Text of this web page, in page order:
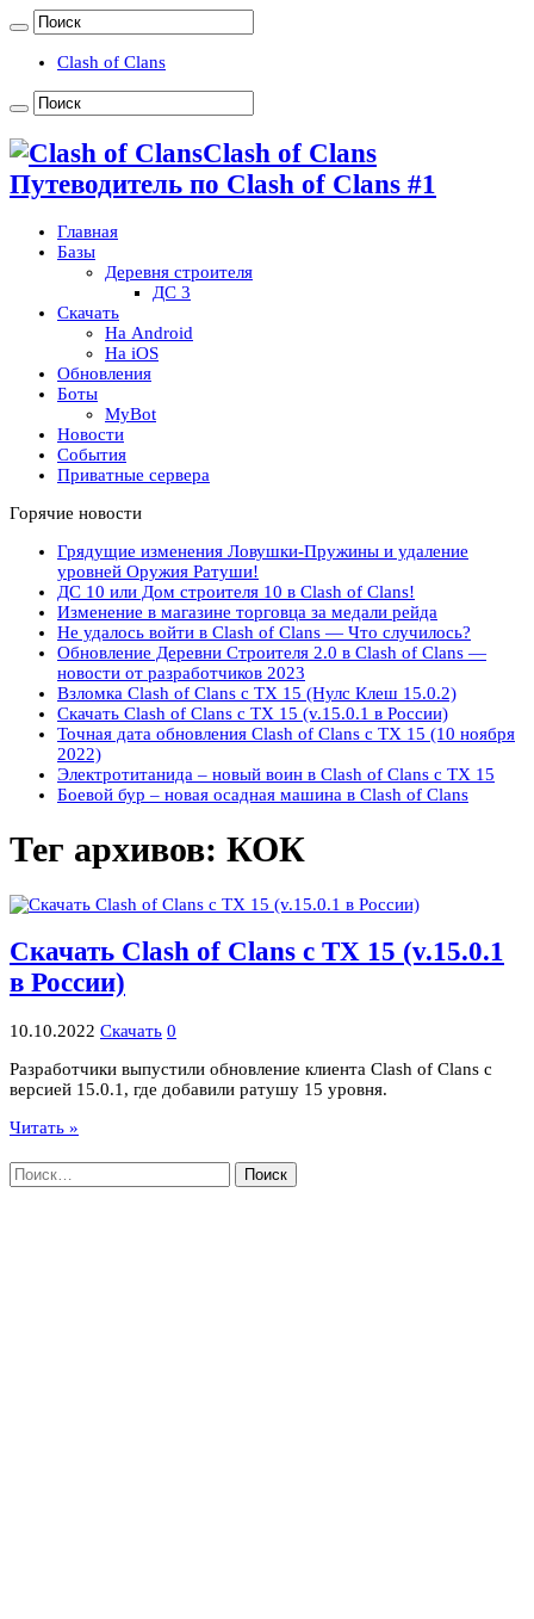
Clash of Clans
Clash of Clans
Путеводитель по Clash of Clans #1
Главная
Базы
Деревня строителя
ДС 3
Скачать
На Android
На iOS
Обновления
Боты
MyBot
Новости
События
Приватные сервера
Горячие новости
Грядущие изменения Ловушки-Пружины и удаление
уровней Оружия Ратуши!
ДС 10 или Дом строителя 10 в Clash of Clans!
Изменение в магазине торговца за медали рейда
Не удалось войти в Clash of Clans — Что случилось?
Обновление Деревни Строителя 2.0 в Clash of Clans —
новости от разработчиков 2023
Взломка Clash of Clans с ТХ 15 (Нулс Клеш 15.0.2)
Скачать Clash of Clans с ТХ 15 (v.15.0.1 в России)
Точная дата обновления Clash of Clans с ТХ 15 (10 ноября
2022)
Электротитанида – новый воин в Clash of Clans с ТХ 15
Боевой бур – новая осадная машина в Clash of Clans
Тег архивов: КОК
Скачать Clash of Clans с ТХ 15 (v.15.0.1
в России)
10.10.2022 Скачать 0
Разработчики выпустили обновление клиента Clash of Clans с
версией 15.0.1, где добавили ратушу 15 уровня.
Читать »
Найти: